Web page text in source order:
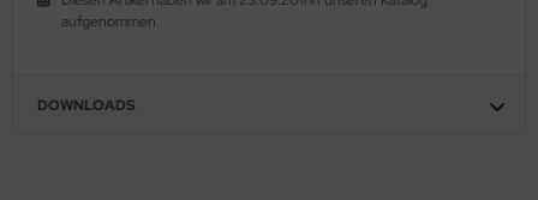
aufgenommen.
DOWNLOADS